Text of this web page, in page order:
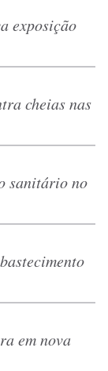
exposição
cheias nas
sanitário no
em nova